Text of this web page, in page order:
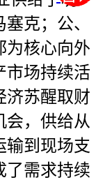
克；公、
为核心向外
市场持续活
济苏醒取财
会，供给从
输到现场支
了需求持续